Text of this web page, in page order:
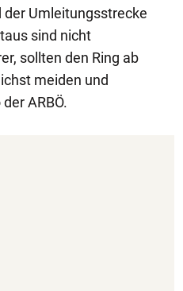
der Umleitungsstrecke
sind nicht
sollten den Ring ab
meiden und
ARBÖ.